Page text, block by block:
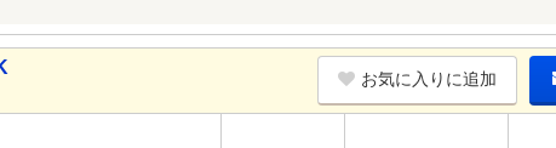
お気に入りに追加